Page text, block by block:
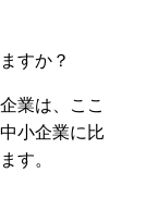
すか？
業は、ここ
小企業に比
す。